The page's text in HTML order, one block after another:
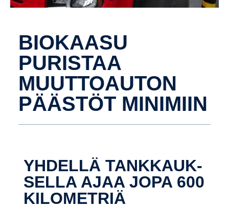
BIOKAASU
PURISTAA
MUUTTOAUTON
PÄÄSTÖT MINIMIIN
YHDELLÄ TANKKAUK­
SELLA AJAA JOPA 600
KILOMETRIÄ